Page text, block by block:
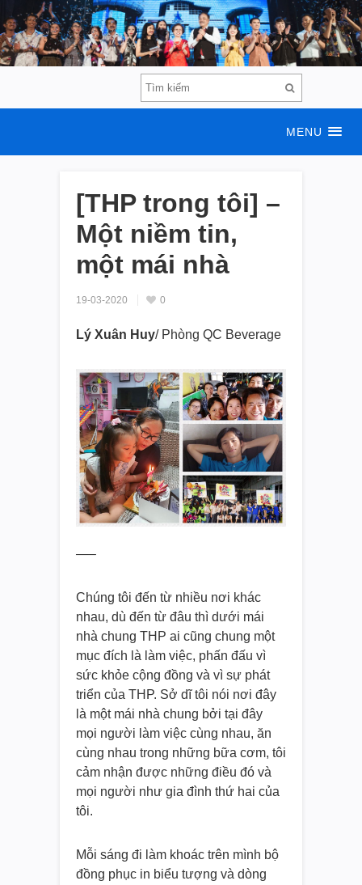
MENU
[THP trong tôi] –
Một niềm tin,
một mái nhà
19-03-2020 0
Lý Xuân Huy/ Phòng QC Beverage
—–
Chúng tôi đến từ nhiều nơi khác
nhau, dù đến từ đâu thì dưới mái
nhà chung THP ai cũng chung một
mục đích là làm việc, phấn đấu vì
sức khỏe cộng đồng và vì sự phát
triển của THP. Sở dĩ tôi nói nơi đây
là một mái nhà chung bởi tại đây
mọi người làm việc cùng nhau, ăn
cùng nhau trong những bữa cơm, tôi
cảm nhận được những điều đó và
mọi người như gia đình thứ hai của
tôi.
Mỗi sáng đi làm khoác trên mình bộ
đồng phục in biểu tượng và dòng